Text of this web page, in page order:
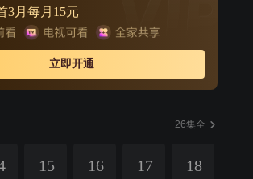
3月每月15元
立即开通
26集全
15 16 17 18